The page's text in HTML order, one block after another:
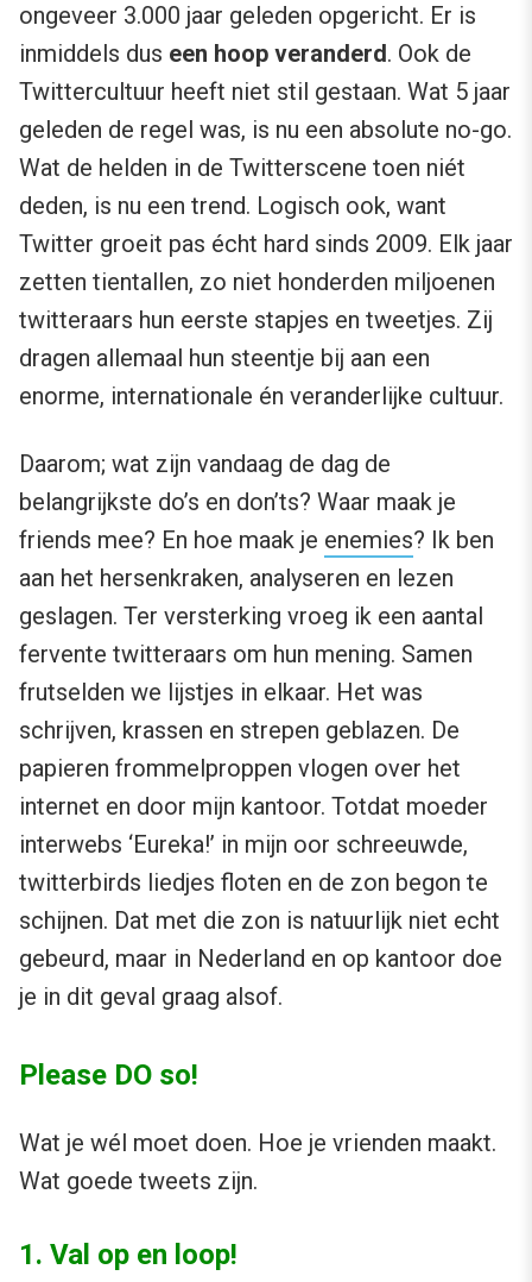
ongeveer 3.000 jaar geleden opgericht. Er is
inmiddels dus een hoop veranderd. Ook de
Twittercultuur heeft niet stil gestaan. Wat 5 jaar
geleden de regel was, is nu een absolute no-go.
Wat de helden in de Twitterscene toen niét
deden, is nu een trend. Logisch ook, want
Twitter groeit pas écht hard sinds 2009. Elk jaar
zetten tientallen, zo niet honderden miljoenen
twitteraars hun eerste stapjes en tweetjes. Zij
dragen allemaal hun steentje bij aan een
enorme, internationale én veranderlijke cultuur.
Daarom; wat zijn vandaag de dag de
belangrijkste do’s en don’ts? Waar maak je
friends mee? En hoe maak je enemies? Ik ben
aan het hersenkraken, analyseren en lezen
geslagen. Ter versterking vroeg ik een aantal
fervente twitteraars om hun mening. Samen
frutselden we lijstjes in elkaar. Het was
schrijven, krassen en strepen geblazen. De
papieren frommelproppen vlogen over het
internet en door mijn kantoor. Totdat moeder
interwebs ‘Eureka!’ in mijn oor schreeuwde,
twitterbirds liedjes floten en de zon begon te
schijnen. Dat met die zon is natuurlijk niet echt
gebeurd, maar in Nederland en op kantoor doe
je in dit geval graag alsof.
Please DO so!
Wat je wél moet doen. Hoe je vrienden maakt.
Wat goede tweets zijn.
1. Val op en loop!